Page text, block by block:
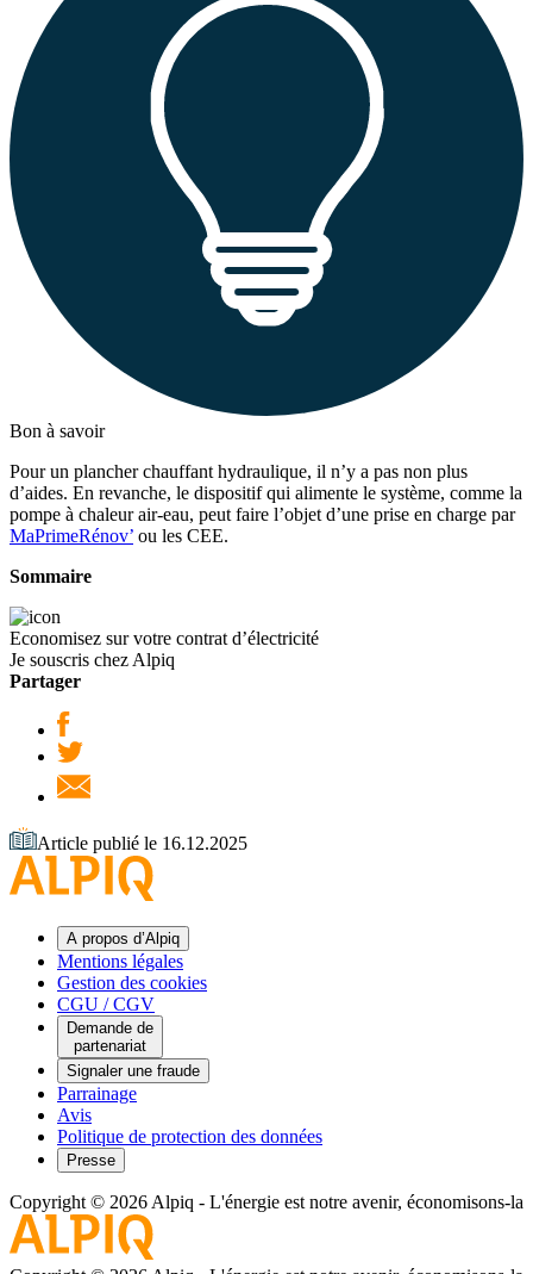
Bon à savoir
Pour un plancher chauffant hydraulique, il n’y a pas non plus
d’aides. En revanche, le dispositif qui alimente le système, comme la
pompe à chaleur air-eau, peut faire l’objet d’une prise en charge par
MaPrimeRénov’ ou les CEE.
Sommaire
Economisez sur votre contrat d’électricité
Je souscris chez Alpiq
Partager
Article publié le 16.12.2025
A propos d’Alpiq
Mentions légales
Gestion des cookies
CGU / CGV
Demande de
partenariat
Signaler une fraude
Parrainage
Avis
Politique de protection des données
Presse
Copyright © 2026 Alpiq - L'énergie est notre avenir, économisons-la